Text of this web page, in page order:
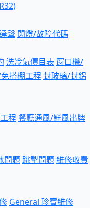
聲 閃燈/故障代碼
洗冷氣價目表 窗口機/
搭棚工程 封玻璃/封鋁
程 餐廳通風/鮮風出牌
問題跳掣問題維修收費
General 珍寶維修